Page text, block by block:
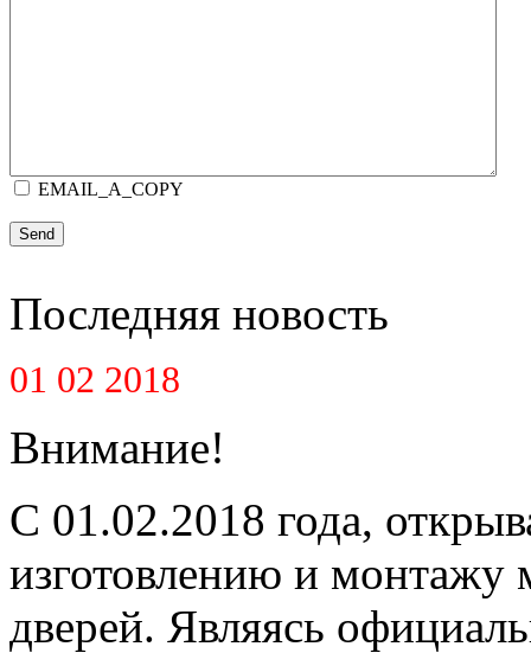
EMAIL_A_COPY
Send
Последняя новость
01 02 2018
Внимание!
С 01.02.2018 года,
изготовлению и монтажу
дверей. Являясь